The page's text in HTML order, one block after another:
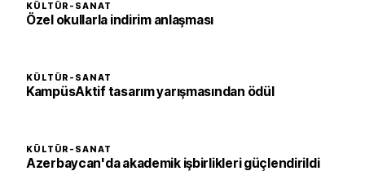
KÜLTÜR-SANAT
Özel okullarla indirim anlaşması
KÜLTÜR-SANAT
KampüsAktif tasarım yarışmasından ödül
KÜLTÜR-SANAT
Azerbaycan'da akademik işbirlikleri güçlendirildi